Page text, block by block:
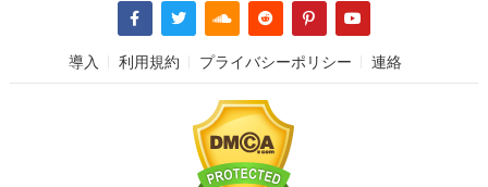
導入 利用規約 プライバシーポリシー 連絡